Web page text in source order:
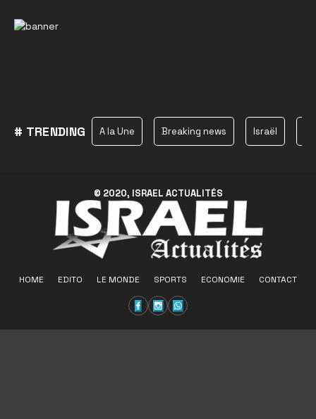
# TRENDING A la Une Breaking news Israël
© 2020, ISRAEL ACTUALITÉS
HOME EDITO LE MONDE SPORTS ECONOMIE CONTACT